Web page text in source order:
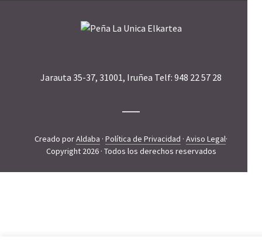
Jarauta 35-37, 31001, Iruñea Telf: 948 22 57 28
Creado porAldaba · Política de Privacidad · Aviso Legal·
Copyright 2026 · Todos los derechos reservados